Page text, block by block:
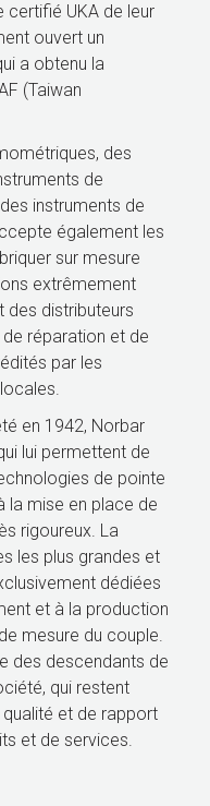
certifié UKA de leur
ouvert un
a obtenu la
(Taiwan
des
de
instruments de
également les
sur mesure
extrêmement
des distributeurs
réparation et de
par les
en 1942, Norbar
lui permettent de
de pointe
la mise en place de
rigoureux. La
les plus grandes et
dédiées
et à la production
mesure du couple.
des descendants de
qui restent
qualité et de rapport
et de services.